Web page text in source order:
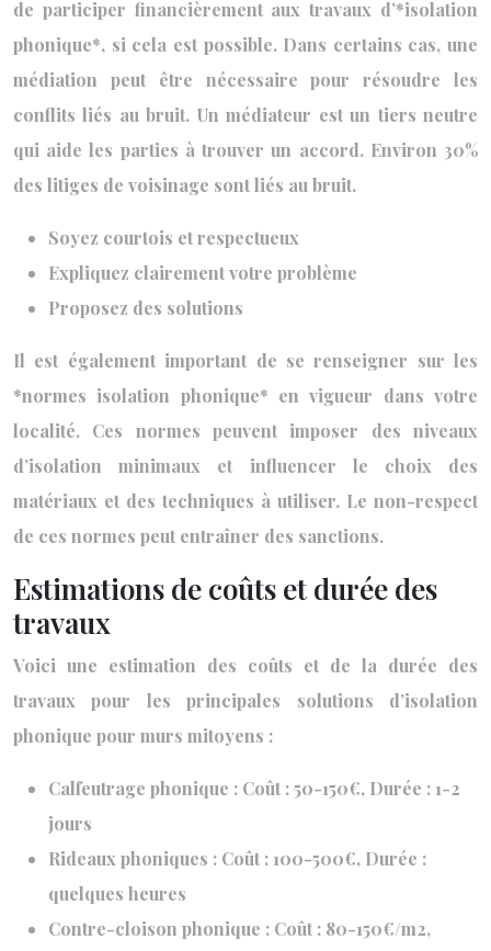
de participer financièrement aux travaux d’*isolation
phonique*, si cela est possible. Dans certains cas, une
médiation peut être nécessaire pour résoudre les
conflits liés au bruit. Un médiateur est un tiers neutre
qui aide les parties à trouver un accord. Environ 30%
des litiges de voisinage sont liés au bruit.
Soyez courtois et respectueux
Expliquez clairement votre problème
Proposez des solutions
Il est également important de se renseigner sur les
*normes isolation phonique* en vigueur dans votre
localité. Ces normes peuvent imposer des niveaux
d’isolation minimaux et influencer le choix des
matériaux et des techniques à utiliser. Le non-respect
de ces normes peut entraîner des sanctions.
Estimations de coûts et durée des
travaux
Voici une estimation des coûts et de la durée des
travaux pour les principales solutions d’isolation
phonique pour murs mitoyens :
Calfeutrage phonique : Coût : 50-150€, Durée : 1-2
jours
Rideaux phoniques : Coût : 100-500€, Durée :
quelques heures
Contre-cloison phonique : Coût : 80-150€/m2,